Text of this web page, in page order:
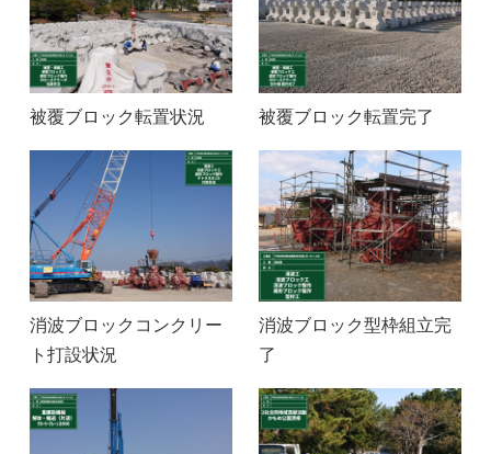
被覆ブロック転置状況 被覆ブロック転置完了
消波ブロックコンクリー
ト打設状況
消波ブロック型枠組立完
了